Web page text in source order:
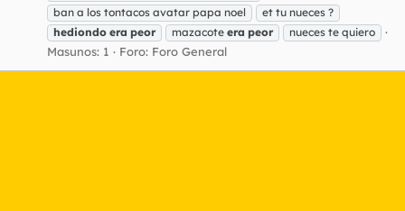
ban a los tontacos avatar papa noel
et tu nueces ?
hediondo era peor mazacote era peor nueces te quiero
Masunos: 1 Foro: Foro General